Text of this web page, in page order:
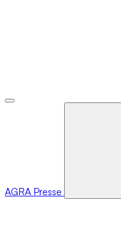
AGRA Presse